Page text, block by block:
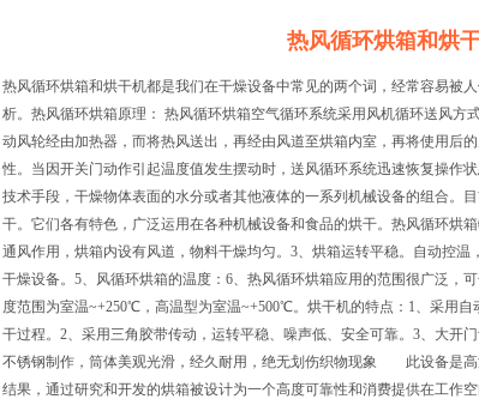
热风循环烘箱和烘
热风循环烘箱和烘干机都是我们在干燥设备中常见的两个词，经常容易被
析。热风循环烘箱原理： 热风循环烘箱空气循环系统采用风机循环送风
动风轮经由加热器，而将热风送出，再经由风道至烘箱内室，再将使用后
性。当因开关门动作引起温度值发生摆动时，送风循环系统迅速恢复操作
技术手段，干燥物体表面的水分或者其他液体的一系列机械设备的组合。
干。它们各有特色，广泛运用在各种机械设备和食品的烘干。热风循环烘
通风作用，烘箱内设有风道，物料干燥均匀。3、烘箱运转平稳。自动控
干燥设备。5、风循环烘箱的温度：6、热风循环烘箱应用的范围很广泛，
度范围为室温~+250℃，高温型为室温~+500℃。烘干机的特点：1、采用
干过程。2、采用三角胶带传动，运转平稳、噪声低、安全可靠。3、大开
不锈钢制作，筒体美观光滑，经久耐用，绝无划伤织物现象 此设备是高
结果，通过研究和开发的烘箱被设计为一个高度可靠性和消费提供在工作